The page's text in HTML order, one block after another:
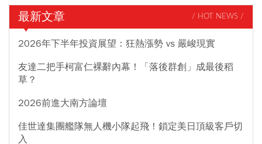
最新文章 / HOT NEWS /
2026年下半年投資展望：狂熱漲勢 vs 嚴峻現實
友達二把手柯富仁裸辭內幕！「落後群創」成最後稻
草？
2026前進大南方論壇
佳世達集團艦隊無人機小隊起飛！鎖定美日頂級客戶切
入